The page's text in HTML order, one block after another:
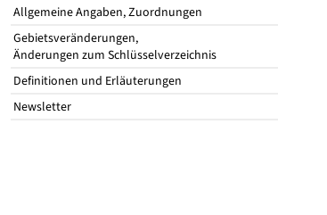
Allgemeine Angaben, Zuordnungen
Gebietsveränderungen,
Änderungen zum Schlüsselverzeichnis
Definitionen und Erläuterungen
Newsletter